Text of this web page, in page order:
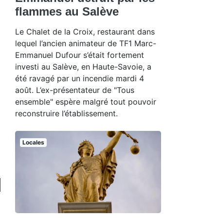
flammes au Salève
Le Chalet de la Croix, restaurant dans
lequel l’ancien animateur de TF1 Marc-
Emmanuel Dufour s’était fortement
investi au Salève, en Haute-Savoie, a
été ravagé par un incendie mardi 4
août. L’ex-présentateur de "Tous
ensemble" espère malgré tout pouvoir
reconstruire l’établissement.
Locales